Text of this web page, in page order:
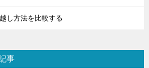
し方法を比較する
事